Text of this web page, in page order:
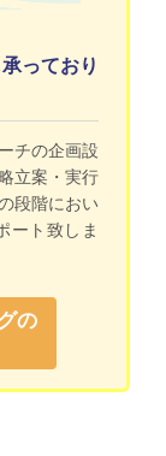
っており
チの企画設
立案・実行
段階におい
ート致しま
の